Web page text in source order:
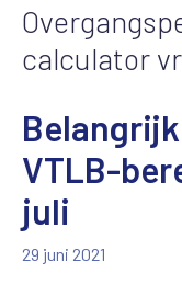
calculator
VTLB-
juli
29 juni 2021